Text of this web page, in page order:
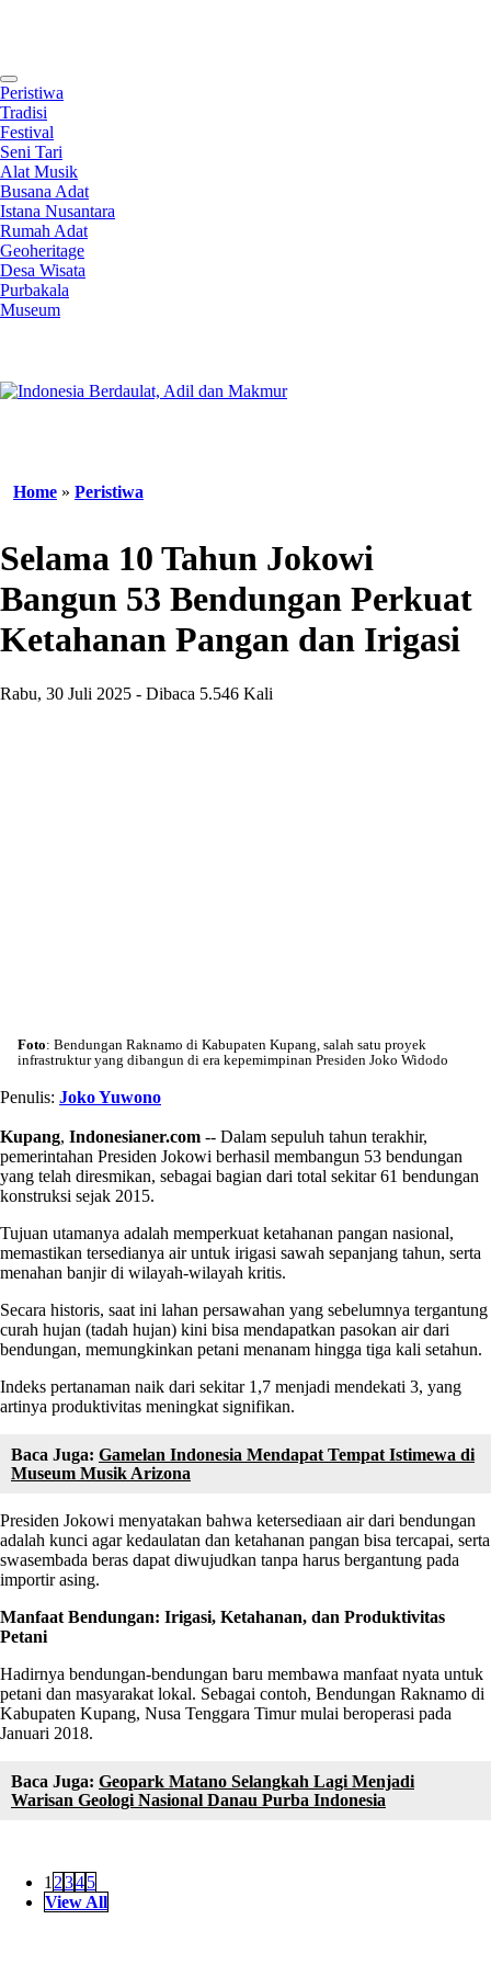
Peristiwa
Tradisi
Festival
Seni Tari
Alat Musik
Busana Adat
Istana Nusantara
Rumah Adat
Geoheritage
Desa Wisata
Purbakala
Museum
Home » Peristiwa
Selama 10 Tahun Jokowi
Bangun 53 Bendungan Perkuat
Ketahanan Pangan dan Irigasi
Rabu, 30 Juli 2025 - Dibaca 5.546 Kali
Foto: Bendungan Raknamo di Kabupaten Kupang, salah satu proyek
infrastruktur yang dibangun di era kepemimpinan Presiden Joko Widodo
Penulis: Joko Yuwono
Kupang, Indonesianer.com -- Dalam sepuluh tahun terakhir,
pemerintahan Presiden Jokowi berhasil membangun 53 bendungan
yang telah diresmikan, sebagai bagian dari total sekitar 61 bendungan
konstruksi sejak 2015.
Tujuan utamanya adalah memperkuat ketahanan pangan nasional,
memastikan tersedianya air untuk irigasi sawah sepanjang tahun, serta
menahan banjir di wilayah-wilayah kritis.
Secara historis, saat ini lahan persawahan yang sebelumnya tergantung
curah hujan (tadah hujan) kini bisa mendapatkan pasokan air dari
bendungan, memungkinkan petani menanam hingga tiga kali setahun.
Indeks pertanaman naik dari sekitar 1,7 menjadi mendekati 3, yang
artinya produktivitas meningkat signifikan.
Baca Juga: Gamelan Indonesia Mendapat Tempat Istimewa di
Museum Musik Arizona
Presiden Jokowi menyatakan bahwa ketersediaan air dari bendungan
adalah kunci agar kedaulatan dan ketahanan pangan bisa tercapai, serta
swasembada beras dapat diwujudkan tanpa harus bergantung pada
importir asing.
Manfaat Bendungan: Irigasi, Ketahanan, dan Produktivitas
Petani
Hadirnya bendungan-bendungan baru membawa manfaat nyata untuk
petani dan masyarakat lokal. Sebagai contoh, Bendungan Raknamo di
Kabupaten Kupang, Nusa Tenggara Timur mulai beroperasi pada
Januari 2018.
Baca Juga: Geopark Matano Selangkah Lagi Menjadi
Warisan Geologi Nasional Danau Purba Indonesia
1 2345
View All